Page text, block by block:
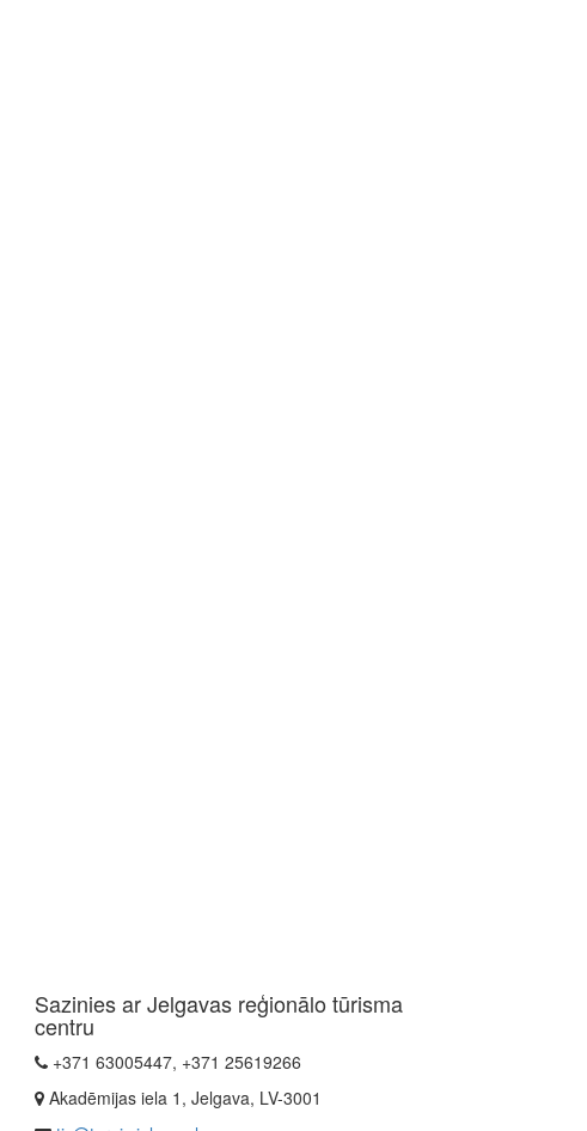
Sazinies ar Jelgavas reģionālo tūrisma
centru
+371 63005447, +371 25619266
Akadēmijas iela 1, Jelgava, LV-3001